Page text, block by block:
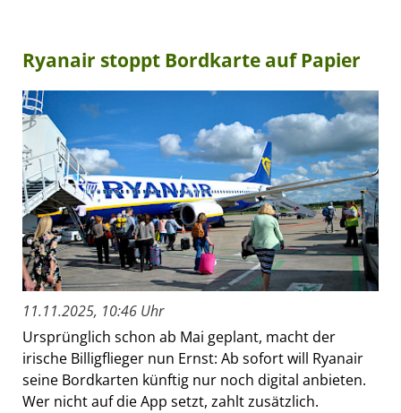
Ryanair stoppt Bordkarte auf Papier
11.11.2025, 10:46 Uhr
Ursprünglich schon ab Mai geplant, macht der
irische Billigflieger nun Ernst: Ab sofort will Ryanair
seine Bordkarten künftig nur noch digital anbieten.
Wer nicht auf die App setzt, zahlt zusätzlich.